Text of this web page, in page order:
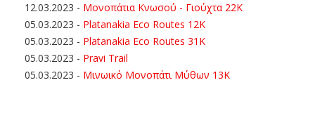
12.03.2023 - Μονοπάτια Κνωσού - Γιούχτα 22Κ
05.03.2023 - Platanakia Eco Routes 12K
05.03.2023 - Platanakia Eco Routes 31K
05.03.2023 - Pravi Trail
05.03.2023 - Μινωικό Μονοπάτι Μύθων 13Κ